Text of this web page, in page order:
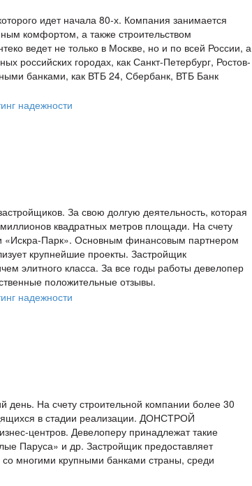
идет начала 80-х. Компания занимается
комфортом, а также строительством
ведет не только в Москве, но и по всей России, а
российских городах, как Санкт-Петербург, Ростов-
банками, как ВТБ 24, Сбербанк, ВТБ Банк
За свою долгую деятельность, которая
квадратных метров площади. На счету
«Искра-Парк». Основным финансовым партнером
крупнейшие проекты. Застройщик
элитного класса. За все годы работы девелопер
положительные отзывы.
На счету строительной компании более 30
в стадии реализации. ДОНСТРОЙ
центров. Девелоперу принадлежат такие
Паруса» и др. Застройщик предоставляет
со многими крупными банками страны, среди